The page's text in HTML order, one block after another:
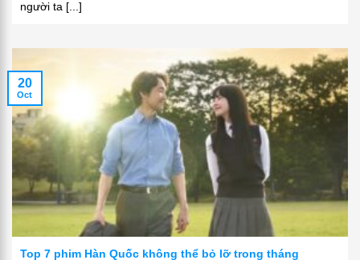
người ta [...]
Top 7 phim Hàn Quốc không thể bỏ lỡ trong tháng
20
Oct